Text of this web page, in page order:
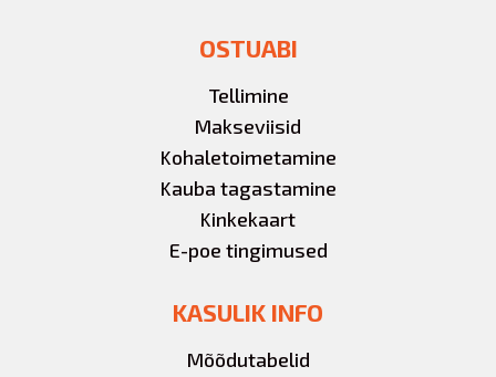
OSTUABI
Tellimine
Makseviisid
Kohaletoimetamine
Kauba tagastamine
Kinkekaart
E-poe tingimused
KASULIK INFO
Mõõdutabelid